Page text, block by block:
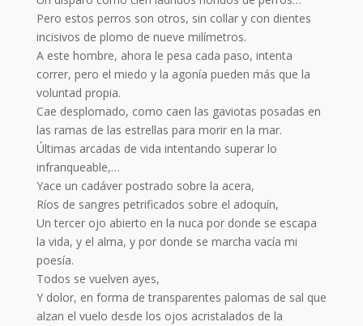
Pero estos perros son otros, sin collar y con dientes
incisivos de plomo de nueve milímetros.
A este hombre, ahora le pesa cada paso, intenta
correr, pero el miedo y la agonía pueden más que la
voluntad propia.
Cae desplomado, como caen las gaviotas posadas en
las ramas de las estrellas para morir en la mar.
Últimas arcadas de vida intentando superar lo
infranqueable,…
Yace un cadáver postrado sobre la acera,
Ríos de sangres petrificados sobre el adoquín,
Un tercer ojo abierto en la nuca por donde se escapa
la vida, y el alma, y por donde se marcha vacía mi
poesía.
Todos se vuelven ayes,
Y dolor, en forma de transparentes palomas de sal que
alzan el vuelo desde los ojos acristalados de la